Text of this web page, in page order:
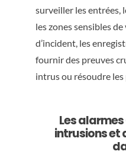
surveiller les entrées,
les zones sensibles
d’incident, les
fournir des preuves
intrus ou résoudre les
Les
intrusions et